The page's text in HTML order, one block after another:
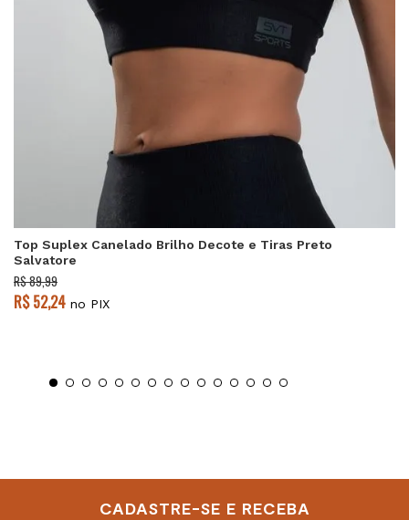
Top Suplex Canelado Brilho Decote e Tiras Preto
Salvatore
R$ 89,99
R$ 52,24 no PIX
CADASTRE-SE E RECEBA